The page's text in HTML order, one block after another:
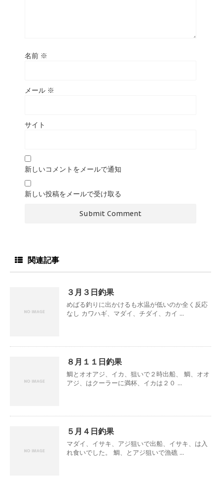
名前 ※
メール ※
サイト
新しいコメントをメールで通知
新しい投稿をメールで受け取る
関連記事
３月３日釣果
めばる釣りに出かけるも水温が低いのか全く反応
なし カワハギ、マダイ、チダイ、カイ ...
８月１１日釣果
鯛とオオアジ、イカ、狙いで２時出船、 鯛、オオ
アジ、はクーラーに満杯、イカは２０ ...
５月４日釣果
マダイ、イサキ、アジ狙いで出船、イサキ、は入
れ食いでした。 鯛、とアジ狙いで漁礁 ...